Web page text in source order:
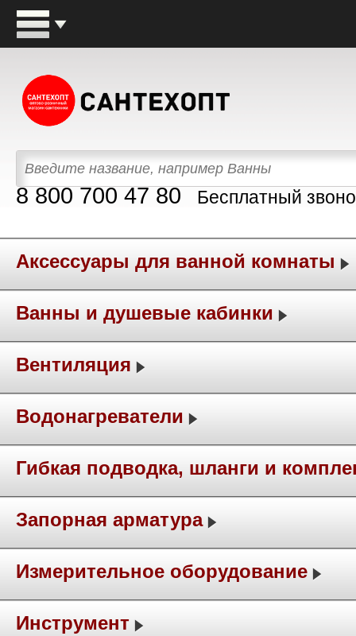
8 800 700 47 80 Бесплатный
Аксессуары для ванной комнаты
Ванны и душевые кабинки
Вентиляция
Водонагреватели
Гибкая подводка, шланги и
Запорная арматура
Измерительное оборудование
Инструмент